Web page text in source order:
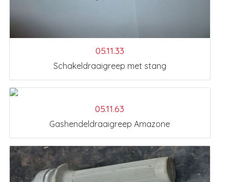
05.11.33
Schakeldraaigreep met stang
05.11.63
Gashendeldraaigreep Amazone